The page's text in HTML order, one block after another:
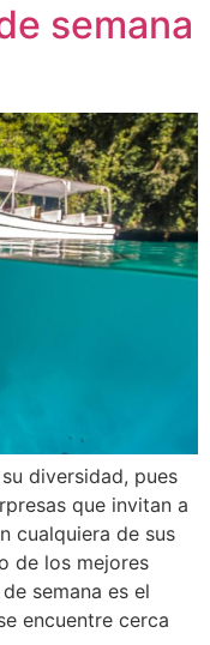
semana
diversidad, pues
que invitan a
cualquiera de sus
de los mejores
semana es el
encuentre cerca